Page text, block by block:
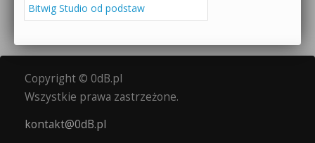
Bitwig Studio od podstaw
Copyright © 0dB.pl
Wszystkie prawa zastrzeżone.
kontakt@0dB.pl